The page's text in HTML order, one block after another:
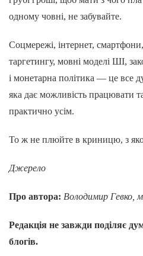
одному човні, не забувайте.
Соцмережі, інтернет,
таргетингу, мовні моделі ШІ,
і монетарна політика — це все
яка дає можливість працювати
практично усім.
То ж не плюйте в криницю, з
Джерело
Про автора: Володимир Гевко,
Редакція не завжди поділяє
блогів.